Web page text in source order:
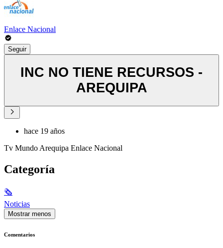
Enlace Nacional
Seguir
INC NO TIENE RECURSOS -
AREQUIPA
hace 19 años
Tv Mundo Arequipa Enlace Nacional
Categoría
🗞
Noticias
Mostrar menos
Comentarios